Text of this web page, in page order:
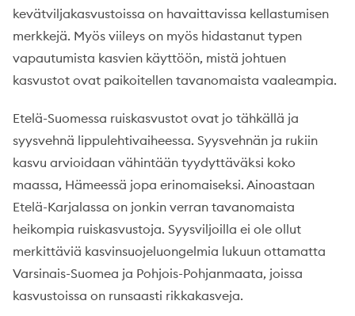
kevätviljakasvustoissa on havaittavissa kellastumisen
merkkejä. Myös viileys on myös hidastanut typen
vapautumista kasvien käyttöön, mistä johtuen
kasvustot ovat paikoitellen tavanomaista vaaleampia.
Etelä-Suomessa ruiskasvustot ovat jo tähkällä ja
syysvehnä lippulehtivaiheessa. Syysvehnän ja rukiin
kasvu arvioidaan vähintään tyydyttäväksi koko
maassa, Hämeessä jopa erinomaiseksi. Ainoastaan
Etelä-Karjalassa on jonkin verran tavanomaista
heikompia ruiskasvustoja. Syysviljoilla ei ole ollut
merkittäviä kasvinsuojeluongelmia lukuun ottamatta
Varsinais-Suomea ja Pohjois-Pohjanmaata, joissa
kasvustoissa on runsaasti rikkakasveja.